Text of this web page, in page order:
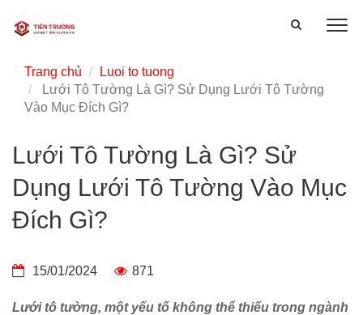
Lưới Tô Tường Là Gì? Sử
Dụng Lưới Tô Tường Vào Mục
Đích Gì?
15/01/2024 871
Lưới tô tường, một yếu tố không thể thiếu trong ngành
Trang chủ
Luoi to tuong
Lưới Tô Tường Là Gì? Sử Dụng Lưới Tô Tường
Vào Mục Đích Gì?